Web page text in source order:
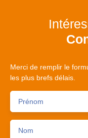
Merci de remplir le
les plus brefs délais.
Prénom
Nom